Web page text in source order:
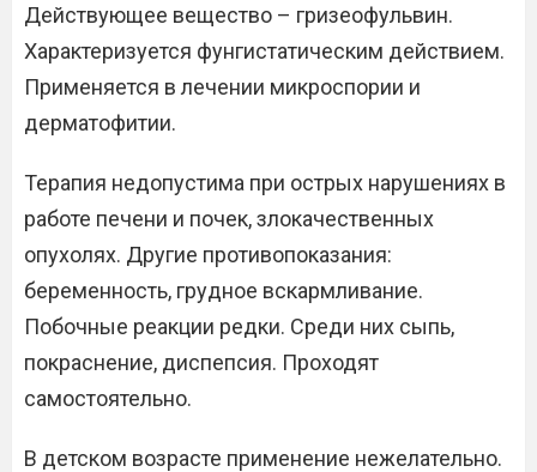
Действующее вещество – гризеофульвин.
Характеризуется фунгистатическим действием.
Применяется в лечении микроспории и
дерматофитии.
Терапия недопустима при острых нарушениях в
работе печени и почек, злокачественных
опухолях. Другие противопоказания:
беременность, грудное вскармливание.
Побочные реакции редки. Среди них сыпь,
покраснение, диспепсия. Проходят
самостоятельно.
В детском возрасте применение нежелательно.